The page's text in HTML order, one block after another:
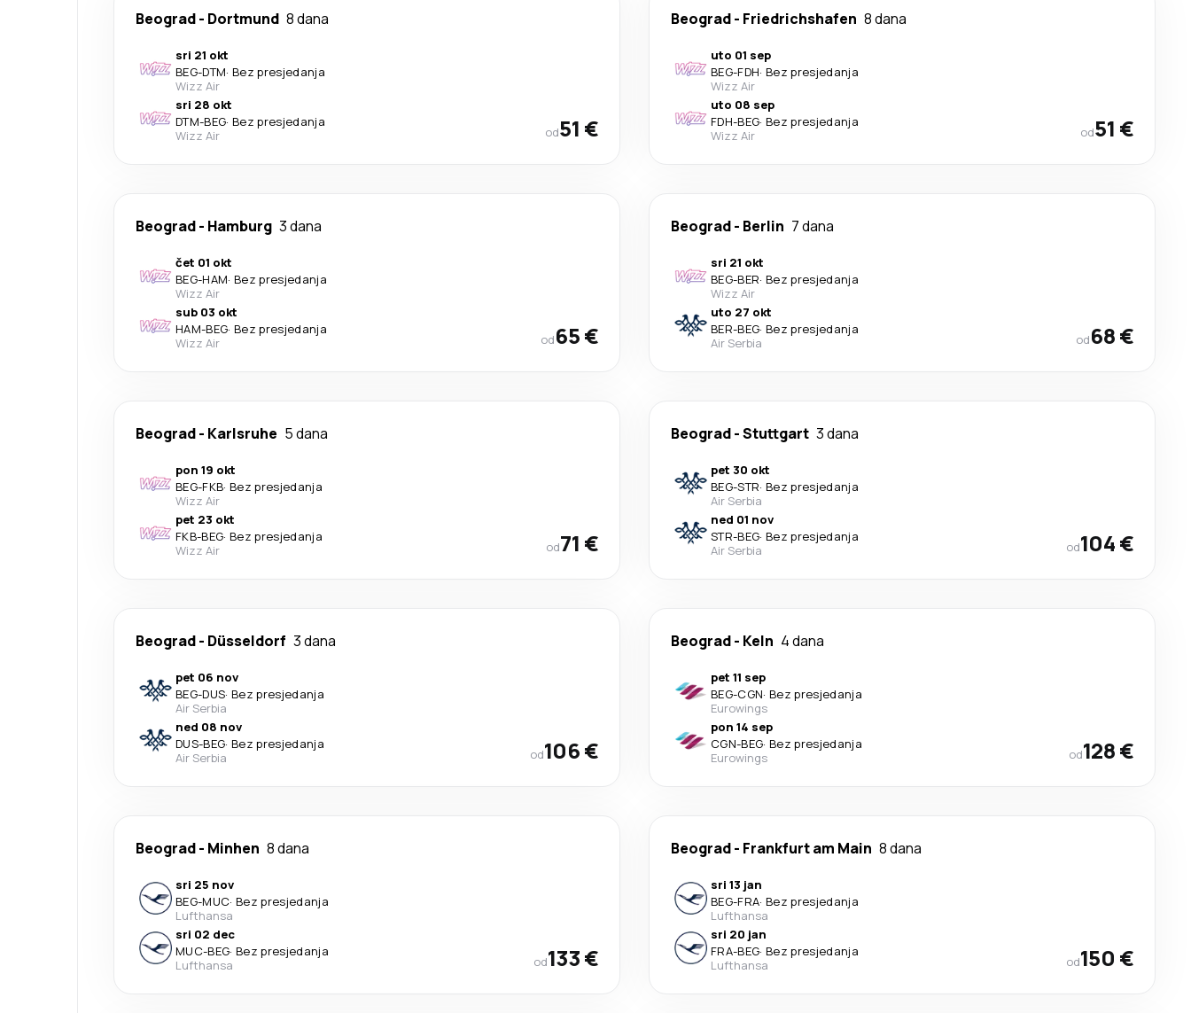
Beograd- Dortmund 8 dana
sri 21 okt
BEG-DTM· Bez presjedanja
Wizz Air
sri 28 okt
DTM-BEG· Bez presjedanja
Wizz Air
od51 €
Beograd- Friedrichshafen 8 dana
uto 01 sep
BEG-FDH· Bez presjedanja
Wizz Air
uto 08 sep
FDH-BEG· Bez presjedanja
Wizz Air
od51 €
Beograd- Hamburg 3 dana
čet 01 okt
BEG-HAM· Bez presjedanja
Wizz Air
sub 03 okt
HAM-BEG· Bez presjedanja
Wizz Air
od65 €
Beograd- Berlin 7 dana
sri 21 okt
BEG-BER· Bez presjedanja
Wizz Air
uto 27 okt
BER-BEG· Bez presjedanja
Air Serbia
od68 €
Beograd- Karlsruhe 5 dana
pon 19 okt
BEG-FKB· Bez presjedanja
Wizz Air
pet 23 okt
FKB-BEG· Bez presjedanja
Wizz Air
od71 €
Beograd-Stuttgart 3 dana
pet 30 okt
BEG-STR· Bez presjedanja
Air Serbia
ned 01 nov
STR-BEG· Bez presjedanja
Air Serbia
od104 €
Beograd- Düsseldorf 3 dana
pet 06 nov
BEG-DUS· Bez presjedanja
Air Serbia
ned 08 nov
DUS-BEG· Bez presjedanja
Air Serbia
od106 €
Beograd- Keln 4 dana
pet 11 sep
BEG-CGN· Bez presjedanja
Eurowings
pon 14 sep
CGN-BEG· Bez presjedanja
Eurowings
od128 €
Beograd- Minhen 8 dana
sri 25 nov
BEG-MUC· Bez presjedanja
Lufthansa
sri 02 dec
MUC-BEG· Bez presjedanja
Lufthansa
od133 €
Beograd- Frankfurt am Main 8 dana
sri 13 jan
BEG-FRA· Bez presjedanja
Lufthansa
sri 20 jan
FRA-BEG· Bez presjedanja
Lufthansa
od150 €